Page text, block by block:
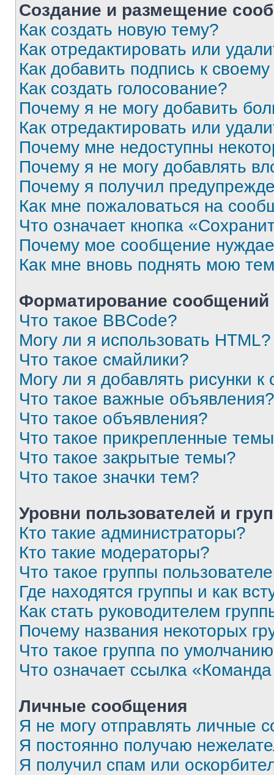
Создание и размещение
Как создать новую тему?
Как отредактировать или
Как добавить подпись к
Как создать голосование?
Почему я не могу добавить
Как отредактировать или
Почему мне недоступны
Почему я не могу добавлять
Почему я получил
Как мне пожаловаться на
Что означает кнопка
Почему мое сообщение
Как мне вновь поднять мою
Форматирование
Что такое BBCode?
Могу ли я использовать HTML?
Что такое смайлики?
Могу ли я добавлять рисунки
Что такое важные объявления?
Что такое объявления?
Что такое прикрепленные
Что такое закрытые темы?
Что такое значки тем?
Уровни пользователей и
Кто такие администраторы?
Кто такие модераторы?
Что такое группы
Где находятся группы и как
Как стать руководителем
Почему названия некоторых
Что такое группа по
Что означает ссылка
Личные сообщения
Я не могу отправлять личные
Я постоянно получаю
Я получил спам или